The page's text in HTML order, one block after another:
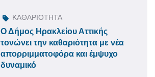
ΚΑΘΑΡΙΟΤΗΤΑ
Ο Δήμος Ηρακλείου Αττικής
τονώνει την καθαριότητα με νέα
απορριμματοφόρα και έμψυχο
δυναμικό